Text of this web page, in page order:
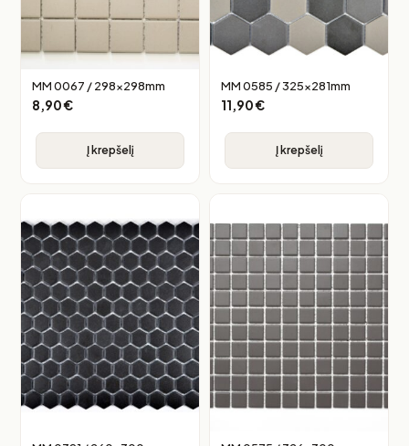
MM 0067 / 298x298mm
8,90€
Į krepšelį
MM 0585 / 325x281mm
11,90€
Į krepšelį